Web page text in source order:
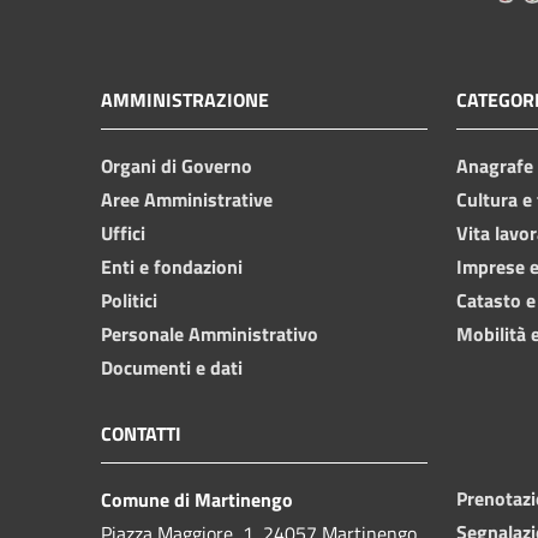
AMMINISTRAZIONE
Organi di Governo
Aree Amministrative
Uffici
Enti e fondazioni
Politici
Personale Amministrativo
Documenti e dati
Cultura
Vita
Imprese
Catasto
Mobilità
CONTATTI
Comune di Martinengo